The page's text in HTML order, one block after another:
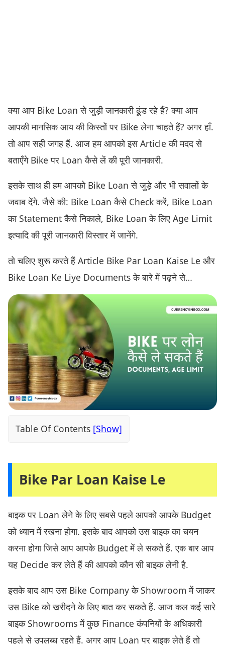
क्या आप Bike Loan से जुड़ी जानकारी ढूंड रहे हैं? क्या आप
आपकी मानसिक आय की किस्तों पर Bike लेना चाहते हैं? अगर हाँ.
तो आप सही जगह हैं. आज हम आपको इस Article की मदद से
बताएँगे Bike पर Loan कैसे लें की पूरी जानकारी.
इसके साथ ही हम आपको Bike Loan से जुड़े और भी सवालों के
जवाब देंगे. जैसे की: Bike Loan कैसे Check करें, Bike Loan
का Statement कैसे निकाले, Bike Loan के लिए Age Limit
इत्यादि की पूरी जानकारी विस्तार में जानेंगे.
तो चलिए शुरू करते हैं Article Bike Par Loan Kaise Le और
Bike Loan Ke Liye Documents के बारे में पढ़ने से…
Table Of Contents
Bike Par Loan Kaise Le
बाइक पर Loan लेने के लिए सबसे पहले आपको आपके Budget
को ध्यान में रखना होगा. इसके बाद आपको उस बाइक का चयन
करना होगा जिसे आप आपके Budget में ले सकते हैं. एक बार आप
यह Decide कर लेते हैं की आपको कौन सी बाइक लेनी है.
इसके बाद आप उस Bike Company के Showroom में जाकर
उस Bike को खरीदने के लिए बात कर सकते हैं. आज कल कई सारे
बाइक Showrooms में कुछ Finance कंपनियों के अधिकारी
पहले से उपलब्ध रहते हैं. अगर आप Loan पर बाइक लेते हैं तो